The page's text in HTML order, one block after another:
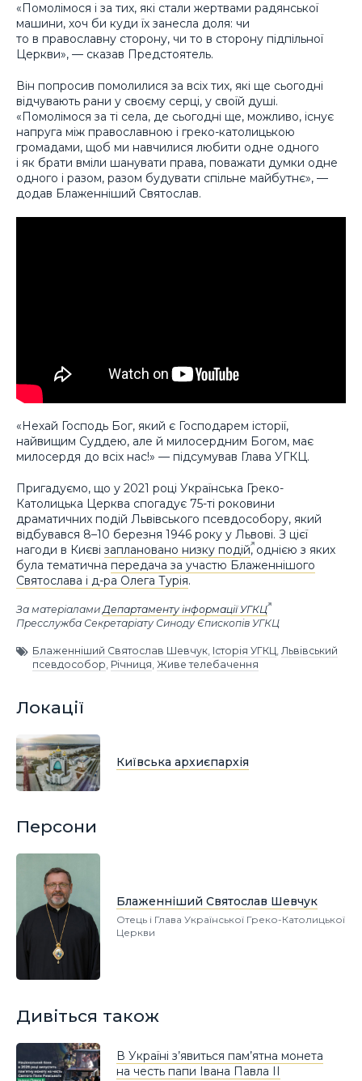
«Помолімося і за тих, які стали жертвами радянської
машини, хоч би куди їх занесла доля: чи
то в православну сторону, чи то в сторону підпільної
Церкви», — сказав Предстоятель.
Він попросив помолилися за всіх тих, які ще сьогодні
відчувають рани у своєму серці, у своїй душі.
«Помолімося за ті села, де сьогодні ще, можливо, існує
напруга між православною і греко-католицькою
громадами, щоб ми навчилися любити одне одного
і як брати вміли шанувати права, поважати думки одне
одного і разом, разом будувати спільне майбутнє», —
додав Блаженніший Святослав.
«Нехай Господь Бог, який є Господарем історії,
найвищим Суддею, але й милосердним Богом, має
милосердя до всіх нас!» — підсумував Глава УГКЦ.
Пригадуємо, що у 2021 році Українська Греко-
Католицька Церква спогадує 75-ті роковини
драматичних подій Львівського псевдособору, який
відбувався 8–10 березня 1946 року у Львові. З цієї
нагоди в Києві заплановано низку подій, однією з яких
була тематична передача за участю Блаженнішого
Святослава і д-ра Олега Турія.
За матеріаламиДепартаменту інформації УГКЦ
Пресслужба Секретаріату Синоду Єпископів УГКЦ
Блаженніший Святослав Шевчук, Історія УГКЦ, Львівський
псевдособор, Річниця, Живе телебачення
Локації
Київська архиєпархія
Персони
Блаженніший Святослав Шевчук
Отець і Глава Української Греко-Католицької
Церкви
Дивіться також
В Україні з’явиться пам’ятна монета
на честь папи Івана Павла II